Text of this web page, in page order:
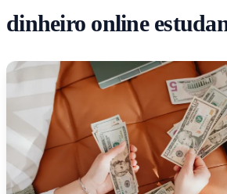
dinheiro online